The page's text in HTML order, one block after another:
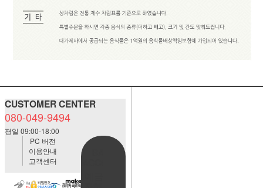
CUSTOMER CENTER
080-049-9494
평일 09:00-18:00
PC 버전
이용안내
고객센터